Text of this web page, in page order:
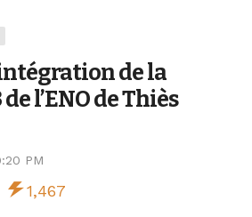
de la
l’ENO de Thiès
PM
1,467